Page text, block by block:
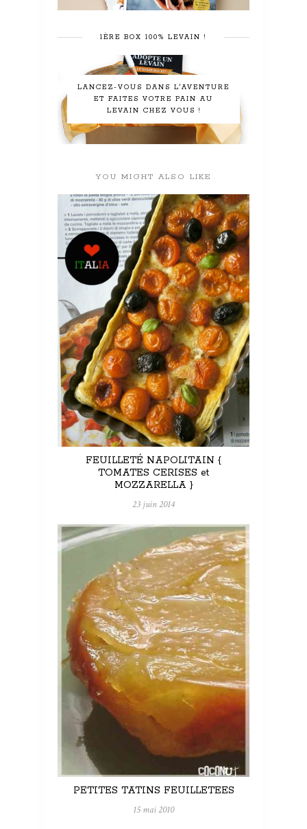
1ÈRE BOX 100% LEVAIN !
LANCEZ-VOUS DANS L'AVENTURE
ET FAITES VOTRE PAIN AU
LEVAIN CHEZ VOUS !
YOU MIGHT ALSO LIKE
FEUILLETÉ NAPOLITAIN {
TOMATES CERISES et
MOZZARELLA }
23 juin 2014
PETITES TATINS FEUILLETEES
15 mai 2010